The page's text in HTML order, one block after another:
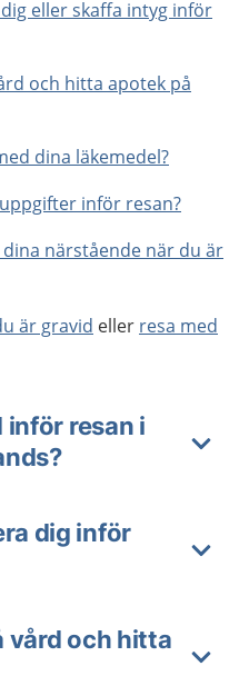
eller skaffa intyg inför
och hitta apotek på
dina läkemedel?
inför resan?
närstående när du är
är gravid eller resa med
resan i
dig inför
vård och hitta